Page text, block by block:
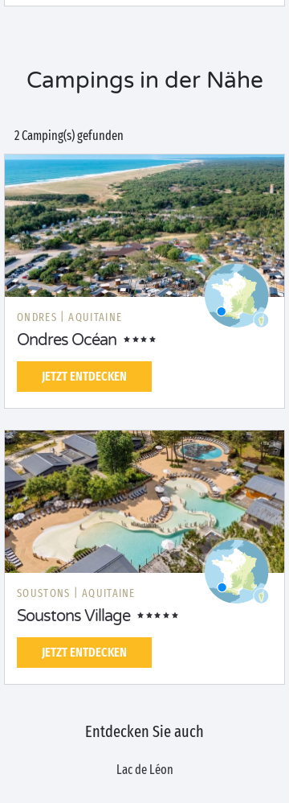
Campings in der Nähe
2 Camping(s) gefunden
ONDRES | AQUITAINE
Ondres Océan
JETZT ENTDECKEN
SOUSTONS | AQUITAINE
Soustons Village
JETZT ENTDECKEN
Entdecken Sie auch
Lac de Léon